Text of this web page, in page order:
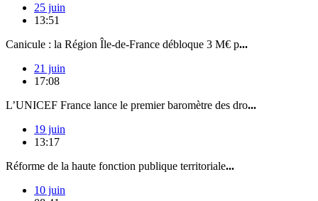
25 juin
13:51
Canicule : la Région Île-de-France débloque 3 M€ p...
21 juin
17:08
L’UNICEF France lance le premier baromètre des dro...
19 juin
13:17
Réforme de la haute fonction publique territoriale...
10 juin